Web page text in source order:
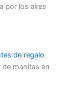
por los aires
de regalo
manitas en